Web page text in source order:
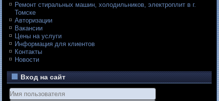
Ремонт стиральных машин, холодильников, электроплит в г.
Томске
Авторизации
Вакансии
Цены на услуги
Информация для клиентов
Контакты
Новости
Вход на сайт